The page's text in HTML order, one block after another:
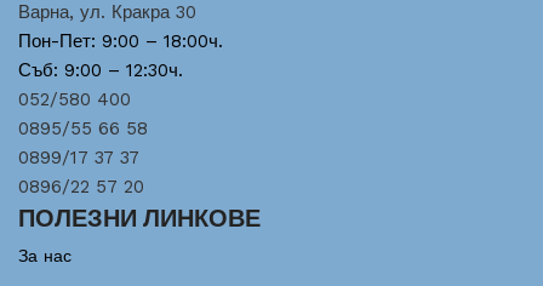
Варна, ул. Кракра 30
Пон-Пет: 9:00 – 18:00ч.
Съб: 9:00 – 12:30ч.
052/580 400
0895/55 66 58
0899/17 37 37
0896/22 57 20
ПОЛЕЗНИ ЛИНКОВЕ
За нас